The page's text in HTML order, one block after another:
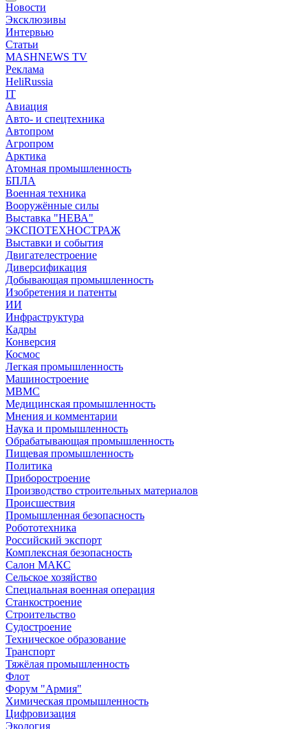
Новости
Эксклюзивы
Интервью
Статьи
MASHNEWS TV
Реклама
HeliRussia
IT
Авиация
Авто- и спецтехника
Автопром
Агропром
Арктика
Атомная промышленность
БПЛА
Военная техника
Вооружённые силы
Выставка "НЕВА"
ЭКСПОТЕХНОСТРАЖ
Выставки и события
Двигателестроение
Диверсификация
Добывающая промышленность
Изобретения и патенты
ИИ
Инфраструктура
Кадры
Конверсия
Космос
Легкая промышленность
Машиностроение
МВМС
Медицинская промышленность
Мнения и комментарии
Наука и промышленность
Обрабатывающая промышленность
Пищевая промышленность
Политика
Приборостроение
Производство строительных материалов
Происшествия
Промышленная безопасность
Робототехника
Российский экспорт
Комплексная безопасность
Салон МАКС
Сельское хозяйство
Специальная военная операция
Станкостроение
Строительство
Судостроение
Техническое образование
Транспорт
Тяжёлая промышленность
Флот
Форум "Армия"
Химическая промышленность
Цифровизация
Экология